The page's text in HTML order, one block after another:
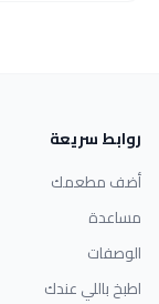
روابط سريعة
أضف مطعمك
مساعدة
الوصفات
اطبخ باللي عندك